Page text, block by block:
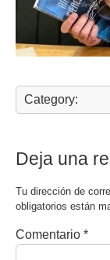
Category:
Deja una
Tu dirección de
obligatorios están
Comentario *